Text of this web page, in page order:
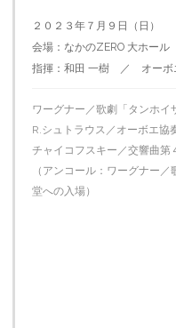
２０２３年７月９日（日）
会場：なかのZERO 大ホール
指揮：和田 一樹 ／ オーボ
ワーグナー／歌劇「タンホイ
R.シュトラウス／オーボエ協
チャイコフスキー／交響曲第
（アンコール：ワーグナー
堂への入場）